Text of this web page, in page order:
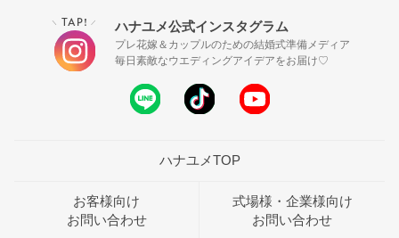
＼ TAP! ／ ハナユメ公式インスタグラム
プレ花嫁＆カップルのための結婚式準備メディア
毎日素敵なウエディングアイデアをお届け♡
ハナユメTOP
お客様向け
お問い合わせ
式場様・企業様向け
お問い合わせ